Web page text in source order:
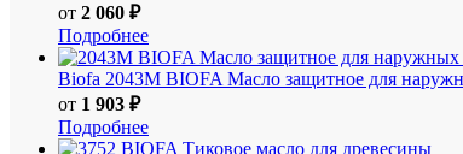
от 2 060 ₽
Подробнее
Biofa 2043M BIOFA Масло защитное для
от 1 903 ₽
Подробнее